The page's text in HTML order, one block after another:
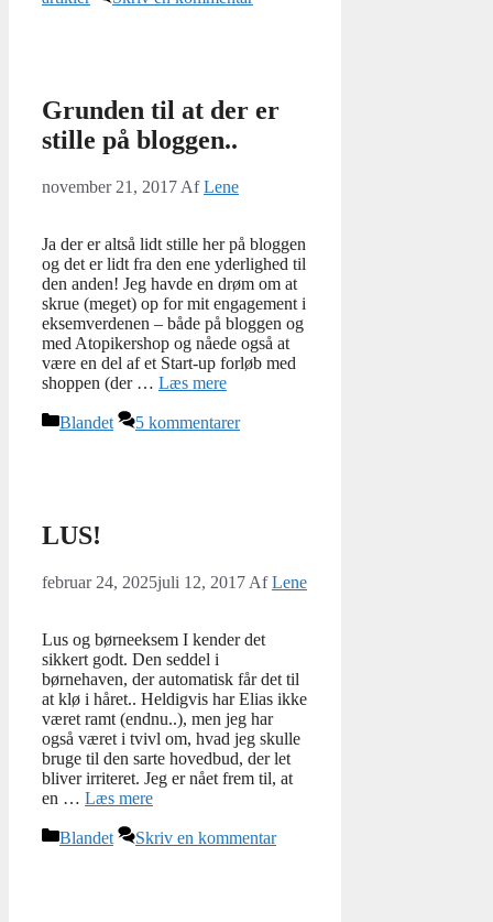
Grunden til at der er
stille på bloggen..
november 21, 2017 AfLene
Ja der er altså lidt stille her på bloggen
og det er lidt fra den ene yderlighed til
den anden! Jeg havde en drøm om at
skrue (meget) op for mit engagement i
eksemverdenen – både på bloggen og
med Atopikershop og nåede også at
være en del af et Start-up forløb med
shoppen (der … Læs mere
Kategorier
Blandet 5 kommentarer
LUS!
februar 24, 2025juli 12, 2017 AfLene
Lus og børneeksem I kender det
sikkert godt. Den seddel i
børnehaven, der automatisk får det til
at klø i håret.. Heldigvis har Elias ikke
været ramt (endnu..), men jeg har
også været i tvivl om, hvad jeg skulle
bruge til den sarte hovedbud, der let
bliver irriteret. Jeg er nået frem til, at
en … Læs mere
Kategorier
Blandet Skriv en kommentar